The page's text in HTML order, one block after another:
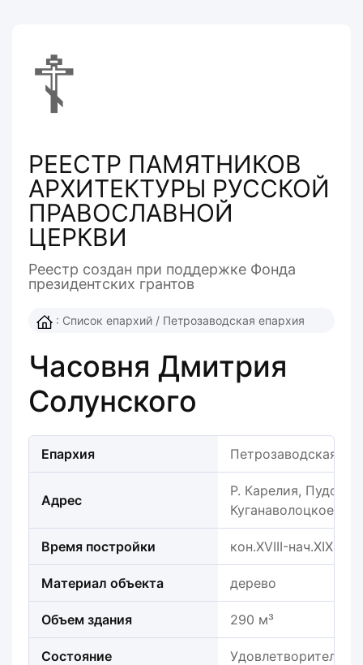
☦
РЕЕСТР ПАМЯТНИКОВ
АРХИТЕКТУРЫ РУССКОЙ
ПРАВОСЛАВНОЙ
ЦЕРКВИ
Реестр создан при поддержке Фонда
президентcких грантов
: Список епархий / Петрозаводская епархия
Часовня Дмитрия
Солунского
Епархия Петрозаводская
Адрес
Р. Карелия,
Куганаволоцкое
Время постройки кон.XVIII-нач.XIX в.
Материал объекта дерево
Объем здания 290 м³
Состояние